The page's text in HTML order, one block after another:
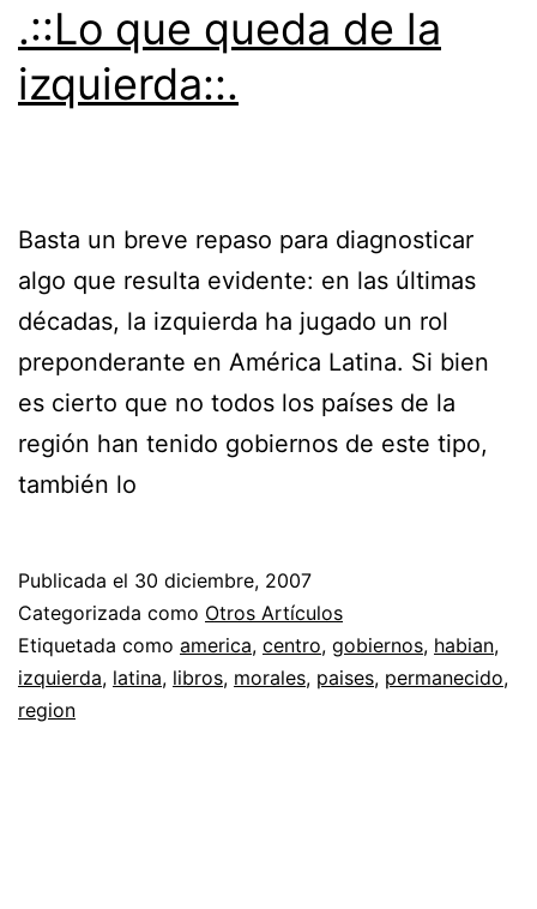
.::Lo que queda de la
izquierda::.
Basta un breve repaso para diagnosticar
algo que resulta evidente: en las últimas
décadas, la izquierda ha jugado un rol
preponderante en América Latina. Si bien
es cierto que no todos los países de la
región han tenido gobiernos de este tipo,
también lo
Publicada el 30 diciembre, 2007
Categorizada como Otros Artículos
Etiquetada como america, centro, gobiernos, habian,
izquierda, latina, libros, morales, paises, permanecido,
region